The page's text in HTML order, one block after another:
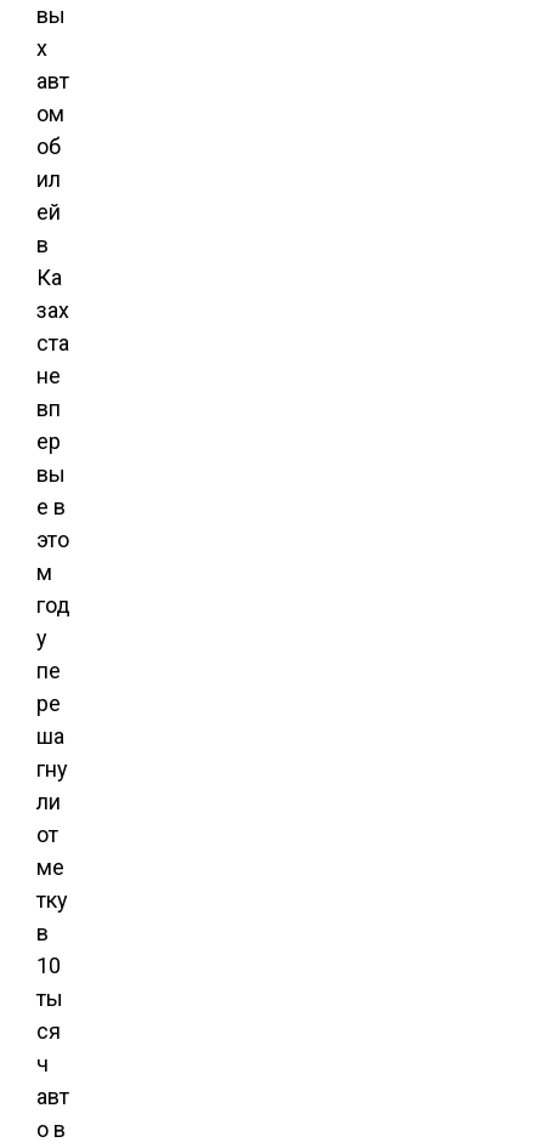
вы
х
авт
ом
об
ил
ей
в
Ка
зах
ста
не
вп
ер
вы
е в
это
м
год
у
пе
ре
ша
гну
ли
от
ме
тку
в
10
ты
ся
ч
авт
о в